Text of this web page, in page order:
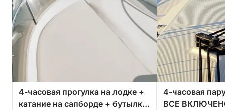
4-часовая прогулка на лодке +
катание на сапборде + бутылка
4-часовая
ВСЕ